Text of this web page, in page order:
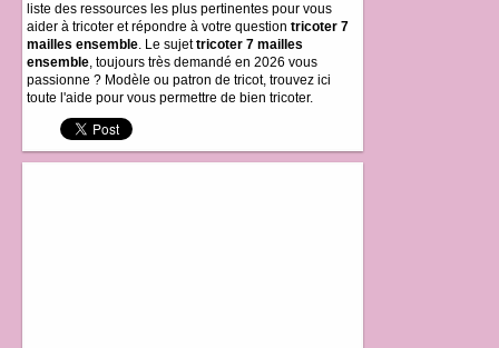
liste des ressources les plus pertinentes pour vous
aider à tricoter et répondre à votre question tricoter 7
mailles ensemble. Le sujettricoter 7 mailles
ensemble, toujours très demandé en 2026 vous
passionne ? Modèle ou patron de tricot, trouvez ici
toute l'aide pour vous permettre de bien tricoter.